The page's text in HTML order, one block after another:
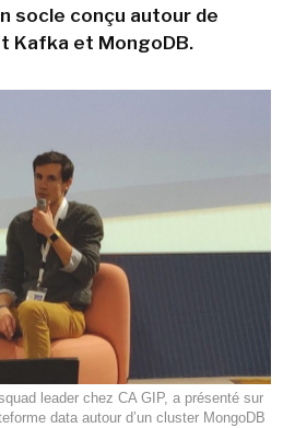
socle conçu autour de
Kafka et MongoDB.
leader chez CA GIP, a présenté sur
data autour d’un cluster MongoDB